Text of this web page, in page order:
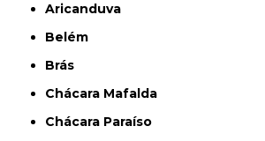
Aricanduva
Belém
Brás
Chácara Mafalda
Chácara Paraíso